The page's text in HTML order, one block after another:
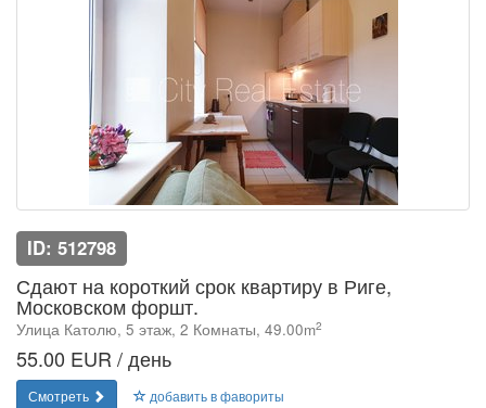
ID: 512798
Сдают на короткий срок квартиру в Риге,
Московском форшт.
Улица Католю, 5 этаж, 2 Комнаты, 49.00m2
55.00 EUR / день
Смотреть добавить в фавориты